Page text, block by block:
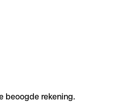
beoogde rekening.